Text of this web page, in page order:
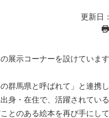
更新日
展示コーナーを設けていま
群馬県と呼ばれて」と連携
身・在住で、活躍されてい
とのある絵本を再び手にし